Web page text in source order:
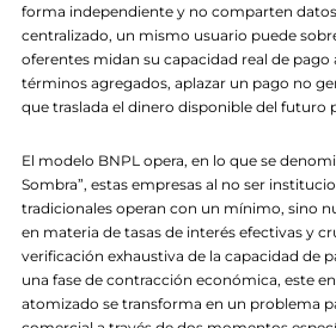
forma independiente y no comparten
centralizado, un mismo usuario puede
oferentes midan su capacidad real de pago
términos agregados, aplazar un pago no
que traslada el dinero disponible del futuro
El modelo BNPL opera, en lo que se
Sombra”, estas empresas al no ser
tradicionales operan con un mínimo, sino
en materia de tasas de interés efectivas y
verificación exhaustiva de la capacidad de
una fase de contracción económica, este
atomizado se transforma en un problema